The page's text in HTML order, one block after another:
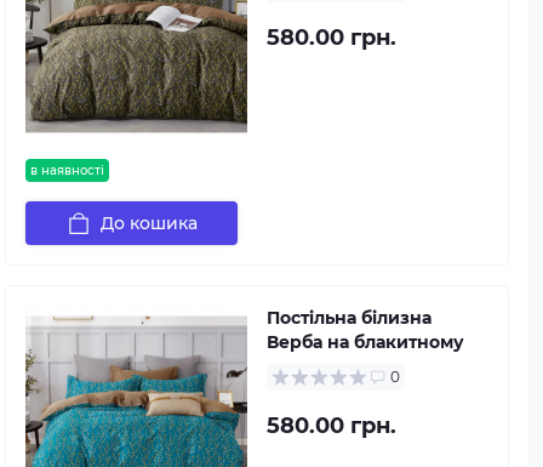
в наявності
580.00 грн.
До кошика
Постільна білизна
Верба на блакитному
0
580.00 грн.